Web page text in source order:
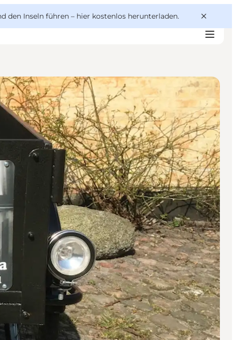
den Inseln führen – hier kostenlos herunterladen.